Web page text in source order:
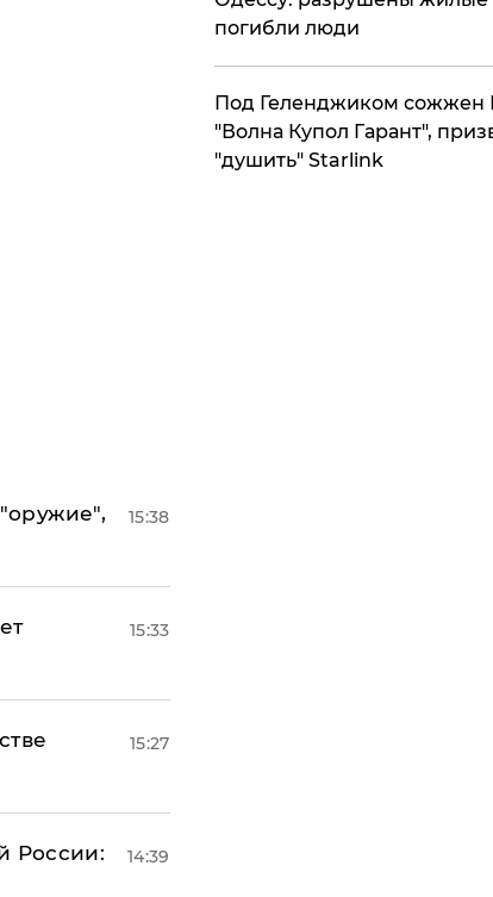
15:38
15:33
15:27
России:
14:39
погибли люди
Под Геленджиком сожжен
"Волна Купол Гарант",
"душить" Starlink